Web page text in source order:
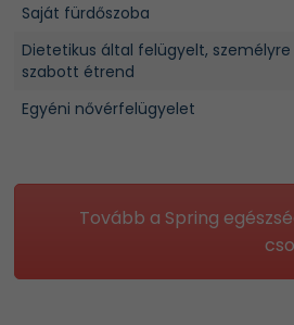
Saját fürdőszoba
Dietetikus által felügyelt, személyre
szabott étrend
Egyéni nővérfelügyelet
Tovább a Spring